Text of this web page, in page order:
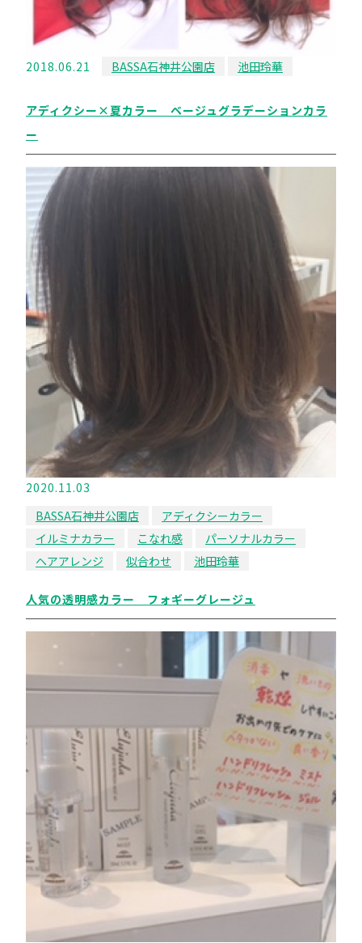
2018.06.21 BASSA石神井公園店 池田玲華
アディクシー×夏カラー ベージュグラデーションカラ
ー
2020.11.03
BASSA石神井公園店
アディクシーカラー
イルミナカラー
こなれ感
パーソナルカラー
ヘアアレンジ
似合わせ 池田玲華
人気の透明感カラー フォギーグレージュ